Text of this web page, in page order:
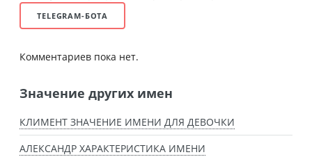
TELEGRAM-БОТА
Комментариев пока нет.
Значение других имен
КЛИМЕНТ ЗНАЧЕНИЕ ИМЕНИ ДЛЯ ДЕВОЧКИ
АЛЕКСАНДР ХАРАКТЕРИСТИКА ИМЕНИ